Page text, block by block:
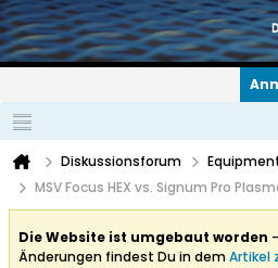
Diskussionsforum
MSV Focus HEX vs. Signum Pro
Die Website ist umgebaut worden
Änderungen findest Du in demArtikel